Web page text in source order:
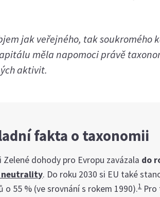
jak veřejného, tak soukromého
měla napomoci právě
aktivit.
fakta o taxonomii
Zelené dohody pro Evropu zavázala do
. Do roku 2030 si EU také
o 55 % (ve srovnání s rokem 1990).1Pro